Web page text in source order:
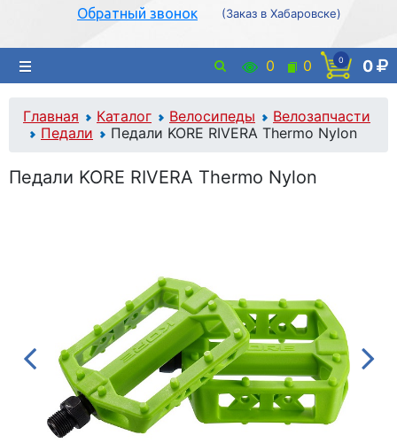
Обратный звонок (Заказ в Хабаровске)
0 0 0 0
Главная Каталог Велосипеды
Велозапчасти
Педали
Педали KORE RIVERA Thermo Nylon
Педали KORE RIVERA Thermo Nylon